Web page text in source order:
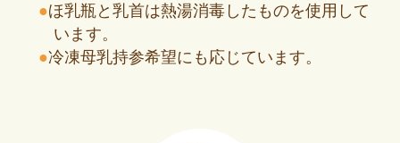
ほ乳瓶と乳首は熱湯消毒したものを使用して
います。
冷凍母乳持参希望にも応じています。